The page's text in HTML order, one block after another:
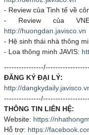
- Review của Tinh tế về
- Review của
http://huongdan.javisco.vn
- Hệ sinh thái nhà thông
- Loa thông minh JAVIS:
ĐĂNG KÝ ĐẠI LÝ:
http://
THÔNG TIN LIÊN HỆ:
Website: https://
Hỗ trợ: https://